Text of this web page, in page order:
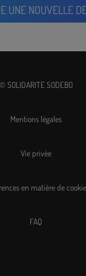
UNE NOUVELLE
© SOLIDARITE SODEBO
Mentions légales
Vie privée
en matière de
FAQ